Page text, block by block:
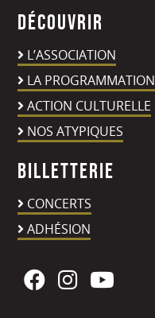
Découvrir
L’ASSOCIATION
LA PROGRAMMATION
ACTION CULTURELLE
NOS ATYPIQUES
Billetterie
CONCERTS
ADHÉSION